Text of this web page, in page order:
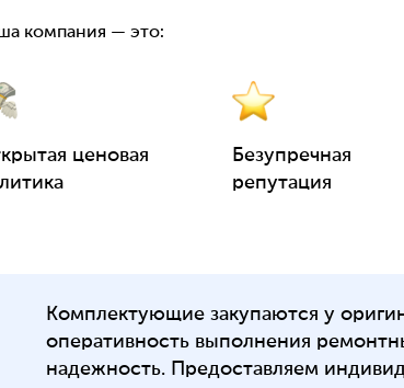
компания — это:
ценовая
Безупречная
репутация
Комплектующие закупаются у
оперативность выполнения
надежность. Предоставляем